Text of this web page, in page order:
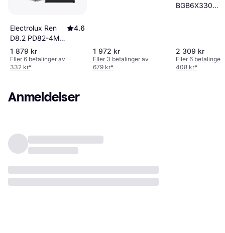
Electrolux Ren
D8.2 PD82-4MG
Grå
4.6
1 879 kr
Eller 6 betalinger av
332 kr*
1 972 kr
Eller 3 betalinger av
679 kr*
BGB6X330
2 309 kr
Eller 6 betalinger
408 kr*
Anmeldelser